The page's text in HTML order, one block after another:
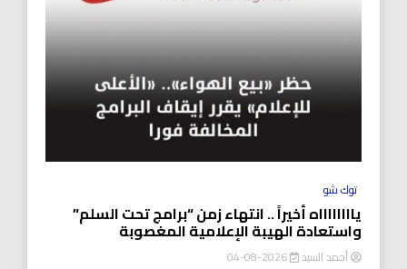
توك شو
يااااااااه أخيراً .. انتهاء زمن “برامج تحت السلم”
واستعادة الهيبة الإعلامية المغصوبة
أحمد السيد 2026-08-04